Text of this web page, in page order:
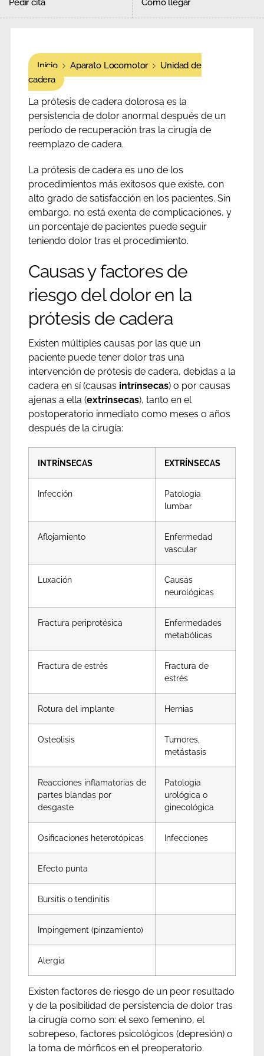
Pedir cita Cómo llegar
Inicio Aparato Locomotor
Unidad de
cadera
La prótesis de cadera dolorosa es la
persistencia de dolor anormal después de un
período de recuperación tras la cirugía de
reemplazo de cadera.
La prótesis de cadera es uno de los
procedimientos más exitosos que existe, con
alto grado de satisfacción en los pacientes. Sin
embargo, no está exenta de complicaciones, y
un porcentaje de pacientes puede seguir
teniendo dolor tras el procedimiento.
Causas y factores de
riesgo del dolor en la
prótesis de cadera
Existen múltiples causas por las que un
paciente puede tener dolor tras una
intervención de prótesis de cadera, debidas a la
cadera en sí (causas intrínsecas) o por causas
ajenas a ella (extrínsecas), tanto en el
postoperatorio inmediato como meses o años
después de la cirugía:
INTRÍNSECAS EXTRÍNSECAS
Infección
Patología
lumbar
Aflojamiento
Enfermedad
vascular
Luxación
Causas
neurológicas
Fractura periprotésica
Enfermedades
metabólicas
Fractura de estrés
Fractura de
estrés
Rotura del implante Hernias
Osteolisis
Tumores,
metástasis
Reacciones inflamatorias de
partes blandas por
desgaste
Patología
urológica o
ginecológica
Osificaciones heterotópicas Infecciones
Efecto punta
Bursitis o tendinitis
Impingement (pinzamiento)
Alergia
Existen factores de riesgo de un peor resultado
y de la posibilidad de persistencia de dolor tras
la cirugía como son: el sexo femenino, el
sobrepeso, factores psicológicos (depresión) o
la toma de mórficos en el preoperatorio.